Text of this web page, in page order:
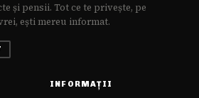
și pensii. Tot ce te privește, pe
ești mereu informat.
INFORMAȚII